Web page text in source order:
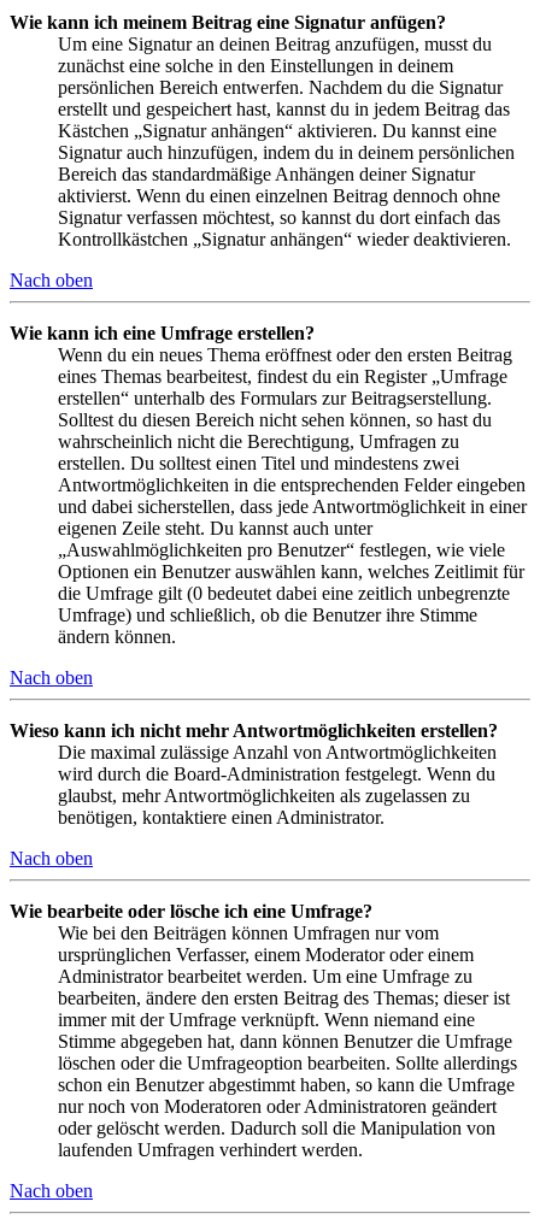
Wie kann ich meinem Beitrag eine Signatur anfügen?
Um eine Signatur an deinen Beitrag anzufügen, musst du
zunächst eine solche in den Einstellungen in deinem
persönlichen Bereich entwerfen. Nachdem du die Signatur
erstellt und gespeichert hast, kannst du in jedem Beitrag das
Kästchen „Signatur anhängen“ aktivieren. Du kannst eine
Signatur auch hinzufügen, indem du in deinem persönlichen
Bereich das standardmäßige Anhängen deiner Signatur
aktivierst. Wenn du einen einzelnen Beitrag dennoch ohne
Signatur verfassen möchtest, so kannst du dort einfach das
Kontrollkästchen „Signatur anhängen“ wieder deaktivieren.
Nach oben
Wie kann ich eine Umfrage erstellen?
Wenn du ein neues Thema eröffnest oder den ersten Beitrag
eines Themas bearbeitest, findest du ein Register „Umfrage
erstellen“ unterhalb des Formulars zur Beitragserstellung.
Solltest du diesen Bereich nicht sehen können, so hast du
wahrscheinlich nicht die Berechtigung, Umfragen zu
erstellen. Du solltest einen Titel und mindestens zwei
Antwortmöglichkeiten in die entsprechenden Felder eingeben
und dabei sicherstellen, dass jede Antwortmöglichkeit in einer
eigenen Zeile steht. Du kannst auch unter
„Auswahlmöglichkeiten pro Benutzer“ festlegen, wie viele
Optionen ein Benutzer auswählen kann, welches Zeitlimit für
die Umfrage gilt (0 bedeutet dabei eine zeitlich unbegrenzte
Umfrage) und schließlich, ob die Benutzer ihre Stimme
ändern können.
Nach oben
Wieso kann ich nicht mehr Antwortmöglichkeiten erstellen?
Die maximal zulässige Anzahl von Antwortmöglichkeiten
wird durch die Board-Administration festgelegt. Wenn du
glaubst, mehr Antwortmöglichkeiten als zugelassen zu
benötigen, kontaktiere einen Administrator.
Nach oben
Wie bearbeite oder lösche ich eine Umfrage?
Wie bei den Beiträgen können Umfragen nur vom
ursprünglichen Verfasser, einem Moderator oder einem
Administrator bearbeitet werden. Um eine Umfrage zu
bearbeiten, ändere den ersten Beitrag des Themas; dieser ist
immer mit der Umfrage verknüpft. Wenn niemand eine
Stimme abgegeben hat, dann können Benutzer die Umfrage
löschen oder die Umfrageoption bearbeiten. Sollte allerdings
schon ein Benutzer abgestimmt haben, so kann die Umfrage
nur noch von Moderatoren oder Administratoren geändert
oder gelöscht werden. Dadurch soll die Manipulation von
laufenden Umfragen verhindert werden.
Nach oben